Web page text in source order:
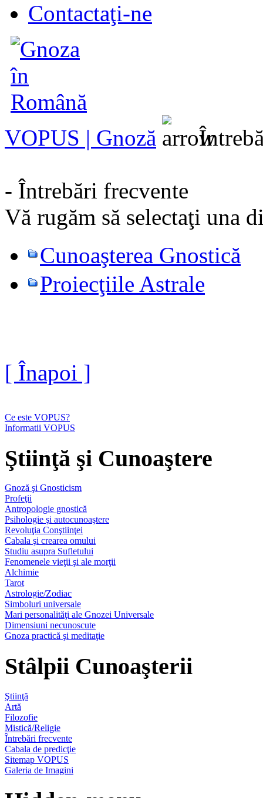
Contactaţi-ne
VOPUS | Gnoză
- Întrebări frecvente
Vă rugăm să selectaţi una
Cunoaşterea Gnostică
Proiecţiile Astrale
[ Înapoi ]
Ce este VOPUS?
Informatii VOPUS
Ştiinţă şi Cunoaştere
Gnoză şi Gnosticism
Profeţii
Antropologie gnostică
Psihologie şi autocunoaştere
Revoluţia Conştiinţei
Cabala şi crearea omului
Studiu asupra Sufletului
Fenomenele vieţii şi ale morţii
Alchimie
Tarot
Astrologie/Zodiac
Simboluri universale
Mari personalităţi ale Gnozei Universale
Dimensiuni necunoscute
Gnoza practică şi meditaţie
Stâlpii Cunoaşterii
Ştiinţă
Artă
Filozofie
Mistică/Religie
Întrebări frecvente
Cabala de predicţie
Sitemap VOPUS
Galeria de Imagini